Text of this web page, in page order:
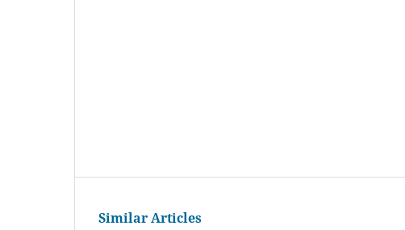
Similar Articles